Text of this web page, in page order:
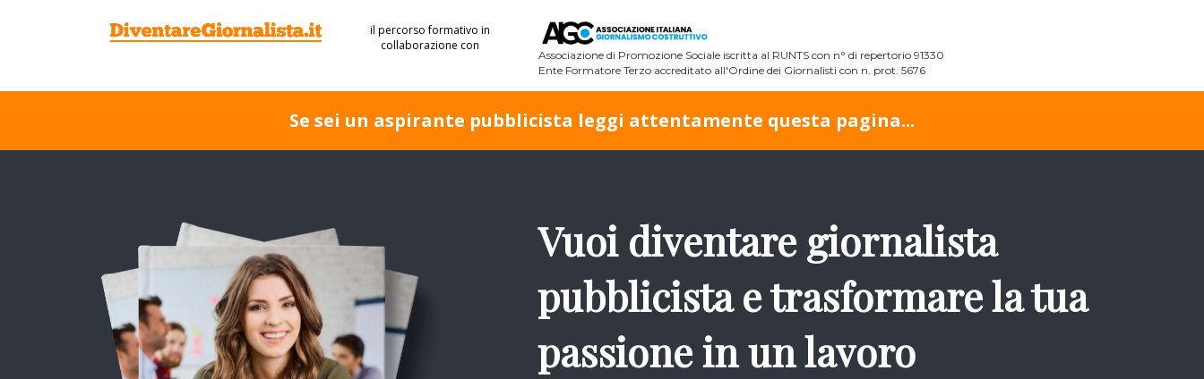
il percorso formativo in
collaborazione con
Associazione di Promozione Sociale iscritta al RUNTS con n° di repertorio 91330
Ente Formatore Terzo accreditato all'Ordine dei Giornalisti con n. prot. 5676
Se sei un aspirante pubblicista leggi attentamente questa pagina...
Vuoi diventare giornalista
pubblicista e trasformare la tua
passione in un lavoro